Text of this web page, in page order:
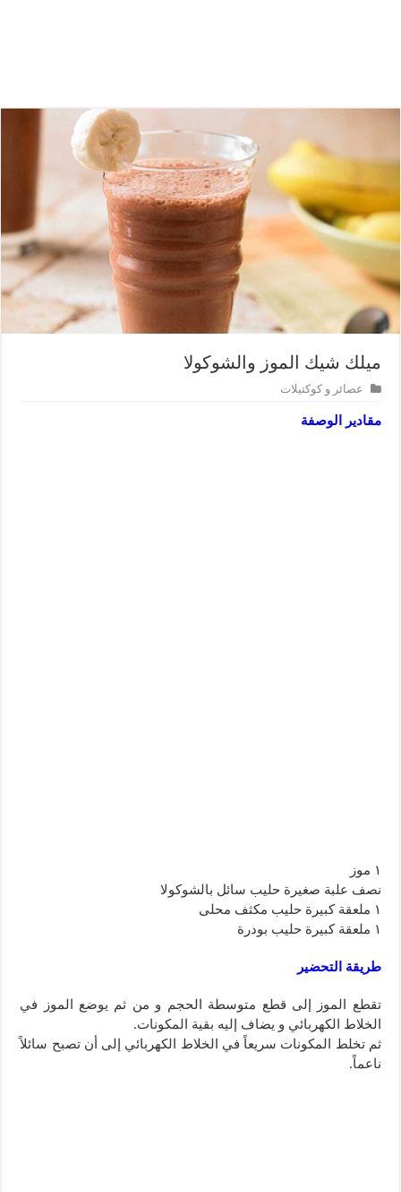
ميلك شيك الموز والشوكولا
عصائر و كوكتيلات
مقادير الوصفة
١ موز
نصف علبة صغيرة حليب سائل بالشوكولا
١ ملعقة كبيرة حليب مكثف محلى
١ ملعقة كبيرة حليب بودرة
طريقة التحضير
تقطع الموز إلى قطع متوسطة الحجم و من ثم يوضع الموز في
الخلاط الكهربائي و يضاف إليه بقية المكونات.
ثم تخلط المكونات سريعاً في الخلاط الكهربائي إلى أن تصبح سائلاً
ناعماً.